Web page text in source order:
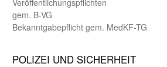
gem. B-VG
Bekanntgabepflicht gem. MedKF-TG
POLIZEI UND SICHER­HEIT